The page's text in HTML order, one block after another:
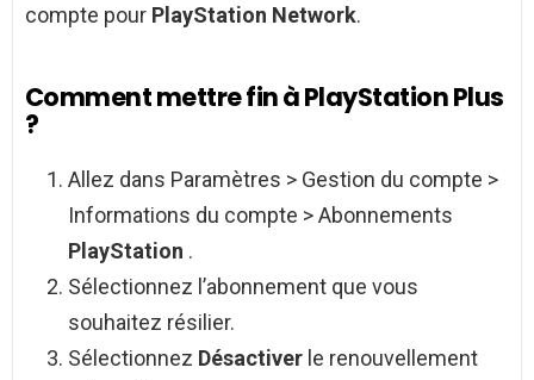
compte pour PlayStation Network.
Comment mettre fin à PlayStation Plus
?
Allez dans Paramètres > Gestion du compte >
Informations du compte > Abonnements
PlayStation .
Sélectionnez l’abonnement que vous
souhaitez résilier.
Sélectionnez Désactiver le renouvellement